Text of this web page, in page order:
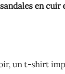
en cuir
un t-shirt